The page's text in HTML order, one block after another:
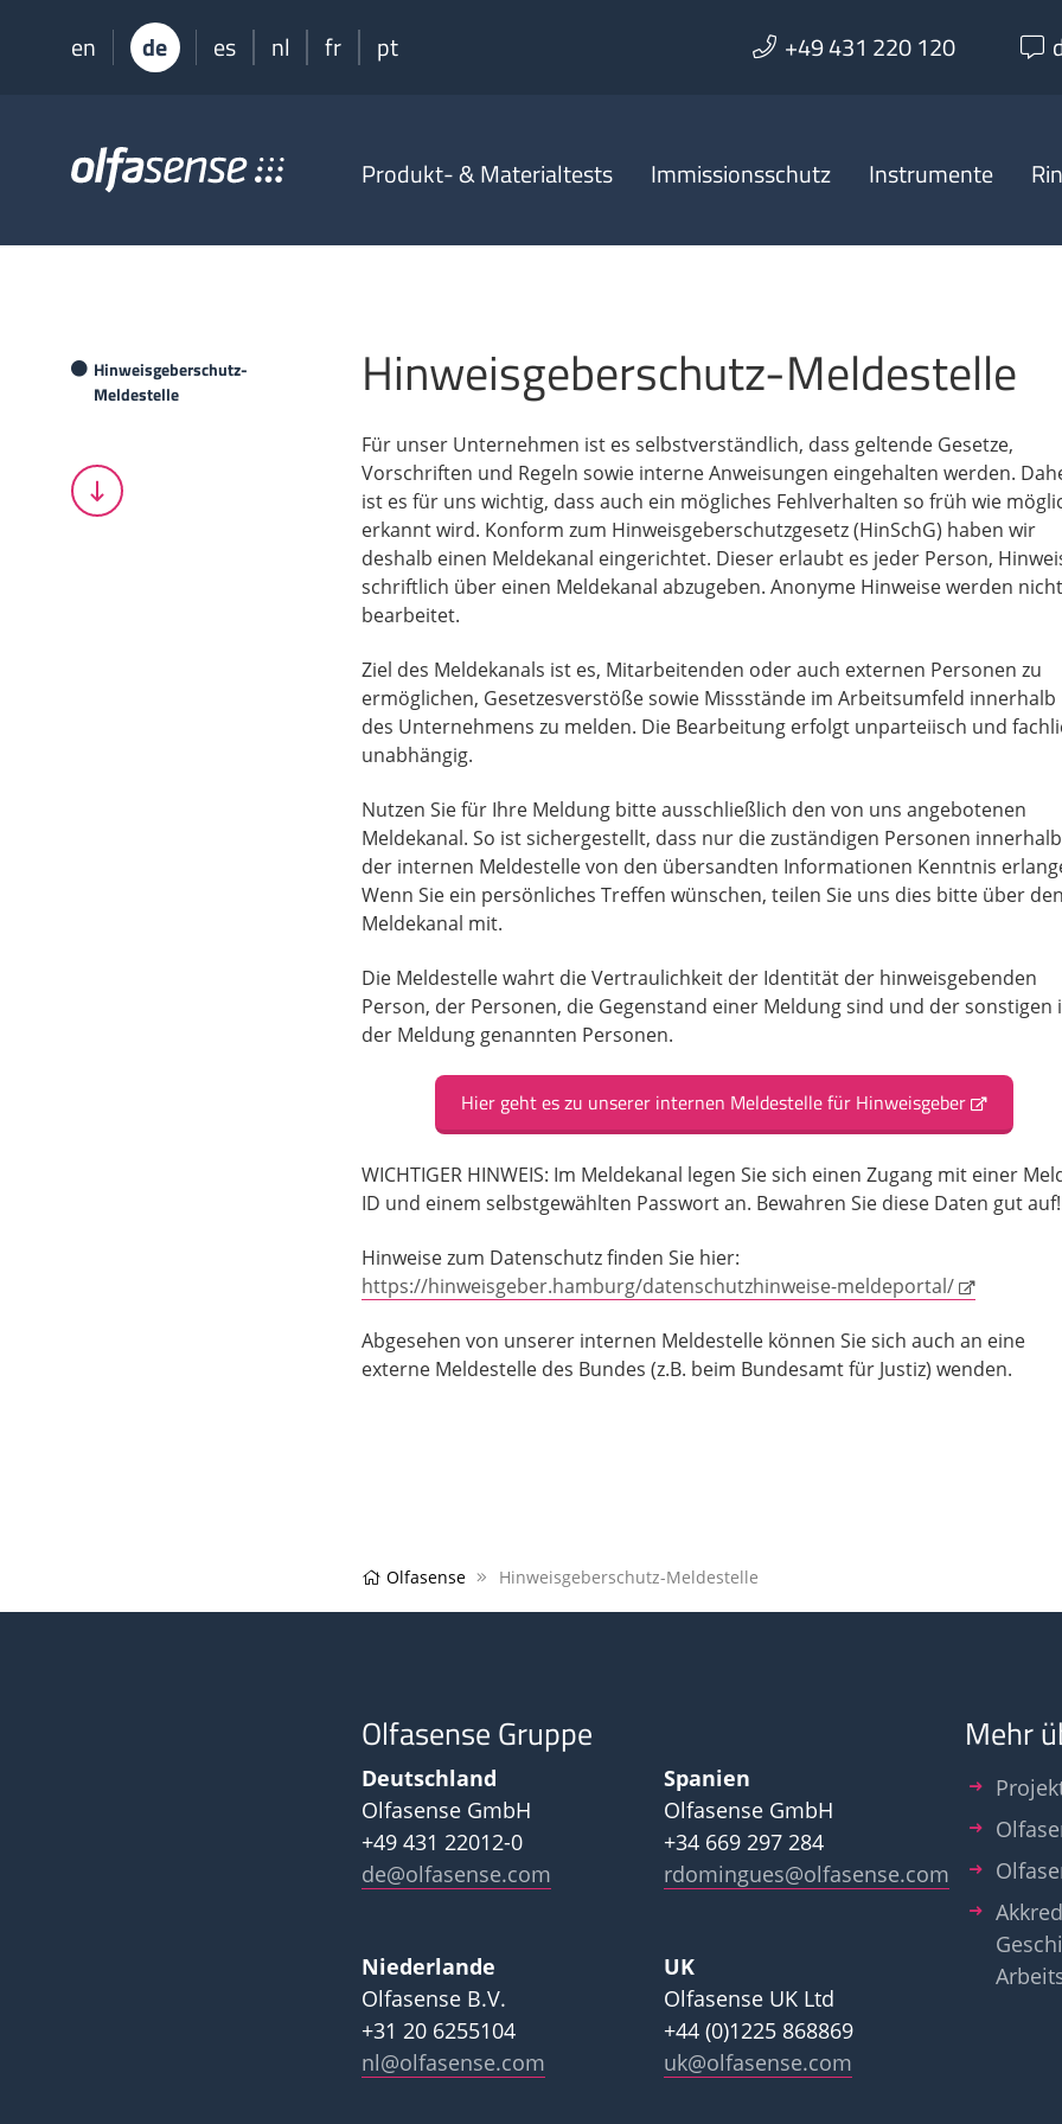
en de es nl fr pt +49 431 220 120
OlfasenseProdukt- & Materialtests Immissionsschutz Instrumente
Hinweisgeberschutz-
Meldestelle
Hinweisgeberschutz-Meldestelle
Für unser Unternehmen ist es selbstverständlich, dass geltende Gesetze,
Vorschriften und Regeln sowie interne Anweisungen eingehalten werden.
ist es für uns wichtig, dass auch ein mögliches Fehlverhalten so früh wie
erkannt wird. Konform zum Hinweisgeberschutzgesetz (HinSchG) haben wir
deshalb einen Meldekanal eingerichtet. Dieser erlaubt es jeder Person,
schriftlich über einen Meldekanal abzugeben. Anonyme Hinweise werden nicht
bearbeitet.
Ziel des Meldekanals ist es, Mitarbeitenden oder auch externen Personen zu
ermöglichen, Gesetzesverstöße sowie Missstände im Arbeitsumfeld innerhalb
des Unternehmens zu melden. Die Bearbeitung erfolgt unparteiisch und
unabhängig.
Nutzen Sie für Ihre Meldung bitte ausschließlich den von uns angebotenen
Meldekanal. So ist sichergestellt, dass nur die zuständigen Personen innerhalb
der internen Meldestelle von den übersandten Informationen Kenntnis
Wenn Sie ein persönliches Treffen wünschen, teilen Sie uns dies bitte über
Meldekanal mit.
Die Meldestelle wahrt die Vertraulichkeit der Identität der hinweisgebenden
Person, der Personen, die Gegenstand einer Meldung sind und der sonstigen
der Meldung genannten Personen.
Hier geht es zu unserer internen Meldestelle für Hinweisgeber
WICHTIGER HINWEIS: Im Meldekanal legen Sie sich einen Zugang mit einer
ID und einem selbstgewählten Passwort an. Bewahren Sie diese Daten gut auf!
Hinweise zum Datenschutz finden Sie hier:
https://hinweisgeber.hamburg/datenschutzhinweise-meldeportal/
Abgesehen von unserer internen Meldestelle können Sie sich auch an eine
externe Meldestelle des Bundes (z.B. beim Bundesamt für Justiz) wenden.
Olfasense Hinweisgeberschutz-Meldestelle
Olfasense Gruppe
Deutschland
Olfasense GmbH
+49 431 22012-0
de@olfasense.com
Spanien
Olfasense GmbH
+34 669 297 284
rdomingues@olfasense.com
Niederlande
Olfasense B.V.
+31 20 6255104
nl@olfasense.com
UK
Olfasense UK Ltd
+44 (0)1225 868869
uk@olfasense.com
Mehr